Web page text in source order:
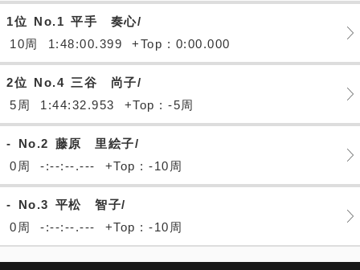
1位 No.1 平手 奏心/
10周
1:48:00.399 +Top : 0:00.000
2位 No.4 三谷 尚子/
5周
1:44:32.953 +Top : -5周
- No.2 藤原 里絵子/
0周
-:--:--.--- +Top : -10周
- No.3 平松 智子/
0周
-:--:--.--- +Top : -10周